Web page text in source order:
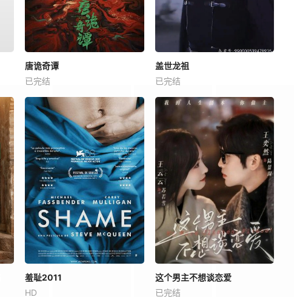
唐诡奇谭
已完结
盖世龙祖
已完结
羞耻2011
HD
这个男主不想谈恋爱
已完结